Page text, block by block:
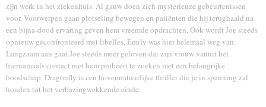
zijn werk in het ziekenhuis. Al gauw doen zich mysterieuze gebeurtenissen
voor. Voorwerpen gaan plotseling bewegen en patiënten die hij terughaald na
een bijna-dood ervaring geven hem vreemde opdrachten. Ook wordt Joe steeds
opnieuw geconfronteerd met libelles, Emily was hier helemaal weg van.
Langzaam aan gaat Joe steeds meer geloven dat zijn vrouw vanuit het
hiernamaals contact met hem probeert te zoeken met een belangrijke
boodschap. Dragonfly is een bovennatuurlijke thriller die je in spanning zal
houden tot het verbazingwekkende einde.